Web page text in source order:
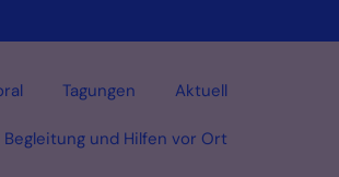
Begleitung und Hilfen vor Ort
Tagungen Aktuell